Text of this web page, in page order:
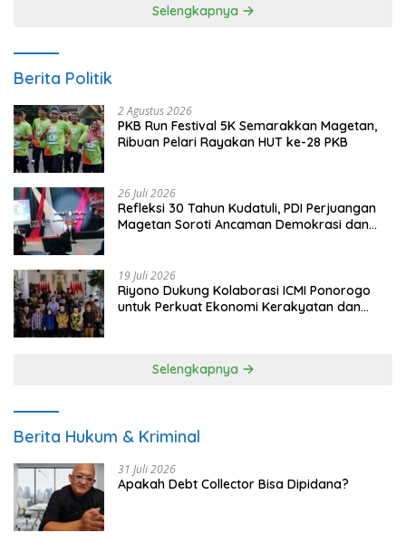
Selengkapnya
Berita Politik
2 Agustus 2026
PKB Run Festival 5K Semarakkan Magetan,
Ribuan Pelari Rayakan HUT ke-28 PKB
26 Juli 2026
Refleksi 30 Tahun Kudatuli, PDI Perjuangan
Magetan Soroti Ancaman Demokrasi dan
19 Juli 2026
Riyono Dukung Kolaborasi ICMI Ponorogo
untuk Perkuat Ekonomi Kerakyatan dan
Selengkapnya
Berita Hukum & Kriminal
31 Juli 2026
Apakah Debt Collector Bisa Dipidana?